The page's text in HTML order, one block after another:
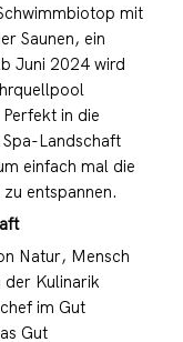
mit
Saunen, ein
Juni 2024 wird
in die
Landschaft
einfach mal die
entspannen.
Natur, Mensch
der Kulinarik
im Gut
Gut